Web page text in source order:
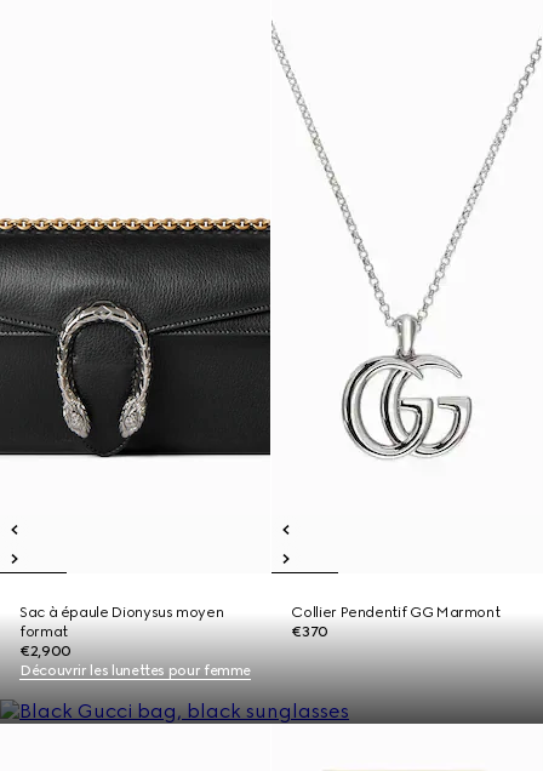
Sac à épaule Dionysus moyen
format
€2,900
Collier Pendentif GG Marmont
€370
Découvrir les lunettes pour femme